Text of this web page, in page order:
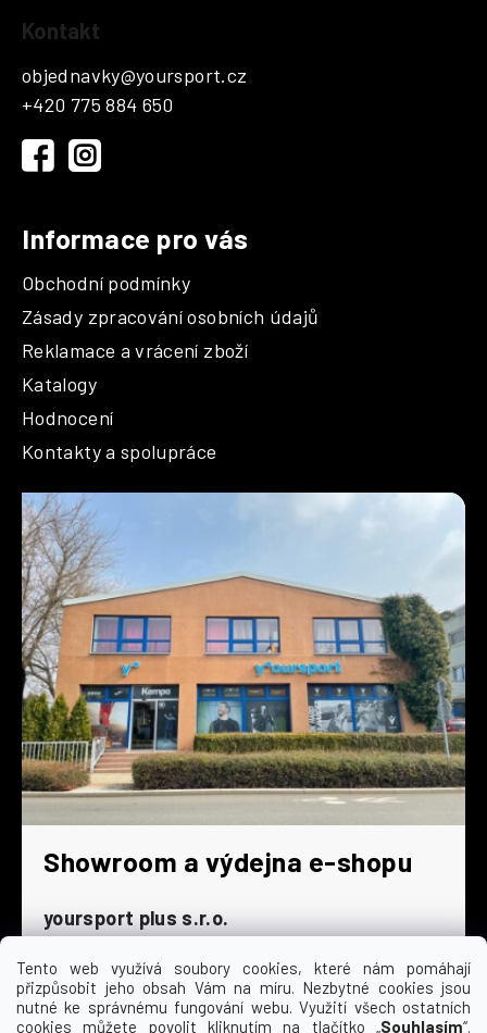
Tento web využívá soubory cookies, které nám pomáhají
přizpůsobit jeho obsah Vám na míru. Nezbytné cookies jsou
nutné ke správnému fungování webu. Využití všech ostatních
cookies můžete povolit kliknutím na tlačítko „Souhlasím“.
Kontakt
objednavky@yoursport.cz
+420 775 884 650
Informace pro vás
Obchodní podmínky
Zásady zpracování osobních údajů
Reklamace a vrácení zboží
Katalogy
Hodnocení
Kontakty a spolupráce
Showroom a výdejna e-shopu
yoursport plus s.r.o.
Dyjská 845/4
196 00 Praha 9 - Čakovice
Po - Čt
9:00 - 16:30